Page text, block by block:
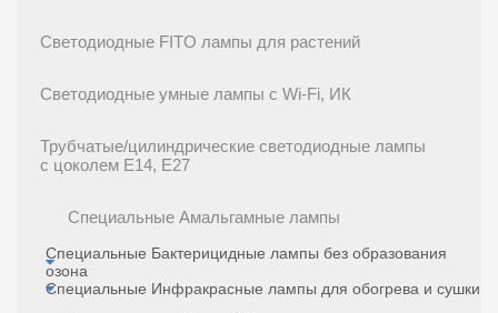
Светодиодные FITO лампы для растений
Светодиодные умные лампы с Wi-Fi, ИК
Трубчатые/цилиндрические светодиодные лампы
с цоколем E14, E27
Специальные Амальгамные лампы
Специальные Бактерицидные лампы без образования
озона
Специальные Инфракрасные лампы для обогрева и сушки